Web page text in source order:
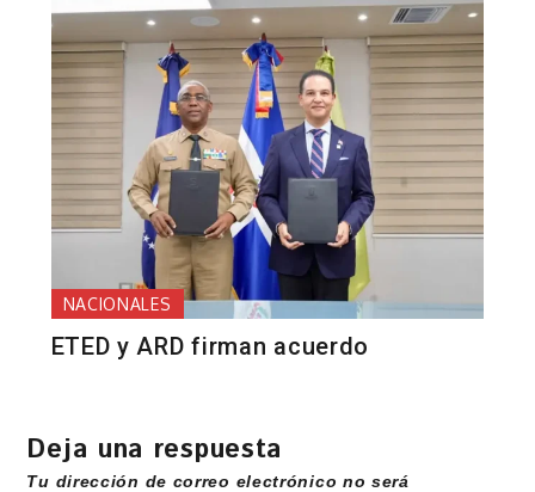
NACIONALES
ETED y ARD firman acuerdo
Deja una respuesta
Tu dirección de correo electrónico no será